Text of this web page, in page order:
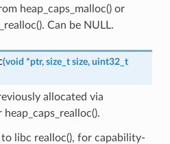
heap_caps_malloc() or
Can be NULL.
(void *ptr, size_t size, uint32_t
allocated via
heap_caps_realloc().
to libc realloc(), for capability-